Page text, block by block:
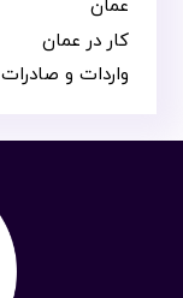
کار در عمان
واردات و صادرات